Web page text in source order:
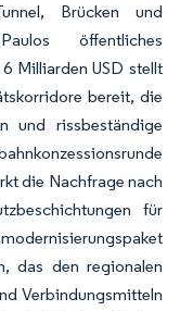
Brücken und
öffentliches
Milliarden USD stellt
bereit, die
und rissbeständige
die Nachfrage nach
für
das den regionalen
Verbindungsmitteln